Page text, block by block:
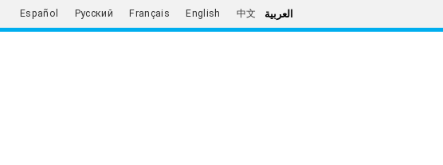
العربية 中文
English
Français
Русский
Español